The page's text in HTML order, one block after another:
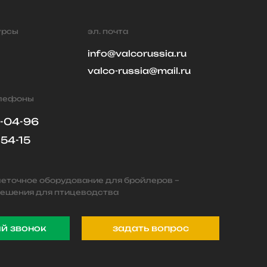
эл. почта
info@valcorussia.ru
valco-russia@mail.ru
04-96
15
оборудование для бройлеров –
для птицеводства
звонок задать вопрос